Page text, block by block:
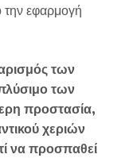
την εφαρμογή
των
των
προστασία,
χεριών
να προσπαθεί